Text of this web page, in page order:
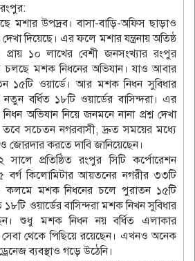
মশার উপদ্রব। বাসা-বাড়ি-অফিস ছাড়াও
দিয়েছে। এর ফলে মশার যন্ত্রনায় অতিষ্ঠ
প্রায় ১০ লাখের বেশী জনসংখ্যার রংপুর
মশক নিধনের অভিযান। যাও আবার
১৫টি ওয়ার্ডে। আর মশক নিধন সুবিধার
বর্ধিত ১৮টি ওয়ার্ডের বাসিন্দরা। এর
অভিযান নিয়ে জনমনে নানা প্রশ্ন দেখা
তবে সচেতন নগরবাসী, দ্রুত সময়ের মধ্যে
করতে দাবি জানিয়েছেন।
সালে প্রতিষ্ঠিত রংপুর সিটি কর্পোরেশন
বর্গ কিলোমিটার আয়তনের নগরীর ৩৩টি
কলমে মশক নিধনের চলে পুরাতন ১৫টি
ওয়ার্ডের বাসিন্দরা মশক নিখন সুবিধার
শুধু মশক নিধন নয় বর্ধিত এলাকার
সেবা থেকে পিছিয়ে রয়েছেন। এখনও অনেক
ব্যবস্থাও গড়ে উঠেনি।